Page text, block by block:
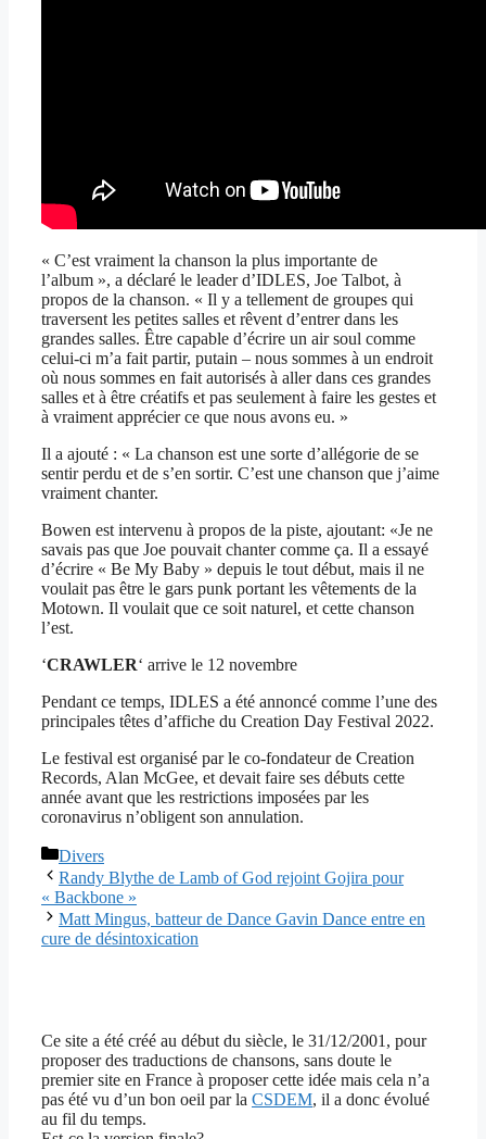
« C’est vraiment la chanson la plus importante de
l’album », a déclaré le leader d’IDLES, Joe Talbot, à
propos de la chanson. « Il y a tellement de groupes qui
traversent les petites salles et rêvent d’entrer dans les
grandes salles. Être capable d’écrire un air soul comme
celui-ci m’a fait partir, putain – nous sommes à un endroit
où nous sommes en fait autorisés à aller dans ces grandes
salles et à être créatifs et pas seulement à faire les gestes et
à vraiment apprécier ce que nous avons eu. »
Il a ajouté : « La chanson est une sorte d’allégorie de se
sentir perdu et de s’en sortir. C’est une chanson que j’aime
vraiment chanter.
Bowen est intervenu à propos de la piste, ajoutant: «Je ne
savais pas que Joe pouvait chanter comme ça. Il a essayé
d’écrire « Be My Baby » depuis le tout début, mais il ne
voulait pas être le gars punk portant les vêtements de la
Motown. Il voulait que ce soit naturel, et cette chanson
l’est.
‘CRAWLER‘ arrive le 12 novembre
Pendant ce temps, IDLES a été annoncé comme l’une des
principales têtes d’affiche du Creation Day Festival 2022.
Le festival est organisé par le co-fondateur de Creation
Records, Alan McGee, et devait faire ses débuts cette
année avant que les restrictions imposées par les
coronavirus n’obligent son annulation.
Catégories
Divers
Randy Blythe de Lamb of God rejoint Gojira pour
« Backbone »
Matt Mingus, batteur de Dance Gavin Dance entre en
cure de désintoxication
Ce site a été créé au début du siècle, le 31/12/2001, pour
proposer des traductions de chansons, sans doute le
premier site en France à proposer cette idée mais cela n’a
pas été vu d’un bon oeil par la CSDEM, il a donc évolué
au fil du temps.